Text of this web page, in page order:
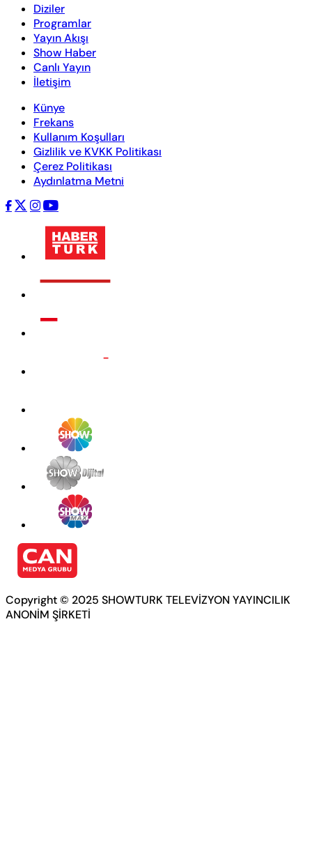
Diziler
Programlar
Yayın Akışı
Show Haber
Canlı Yayın
İletişim
Künye
Frekans
Kullanım Koşulları
Gizlilik ve KVKK Politikası
Çerez Politikası
Aydınlatma Metni
Copyright © 2025 SHOWTURK TELEVİZYON YAYINCILIK
ANONİM ŞİRKETİ